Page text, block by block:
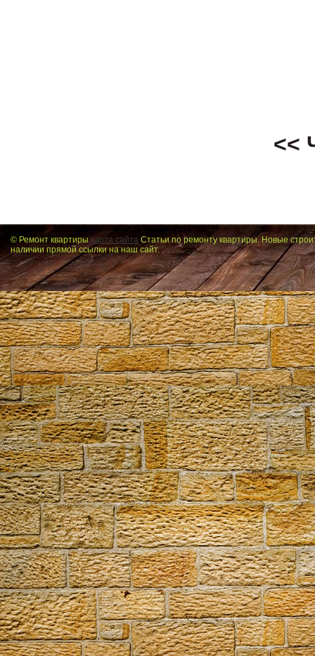
<<
© Ремонт квартирыкарта сайта Статьи по ремонту квартиры. Новые
наличии прямой ссылки на наш сайт.